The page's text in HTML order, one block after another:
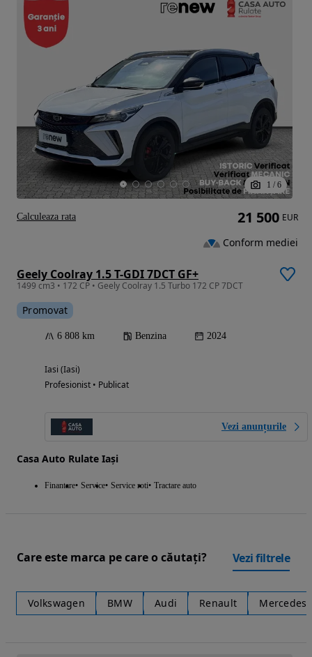
1 / 6
Geely Coolray 1.5 T-GDI 7DCT GF+
1499 cm3 • 172 CP • Geely Coolray 1.5 Turbo 172 CP 7DCT
Promovat
6 808 km Benzina 2024
Iasi (Iasi)
Profesionist • Publicat
Vezi anunțurile
Casa Auto Rulate Iași
Finantare Service Service roti Tractare auto
21 500 EUR
Conform mediei
Calculeaza rata
Care este marca pe care o căutați? Vezi filtrele
Volkswagen BMW Audi Renault